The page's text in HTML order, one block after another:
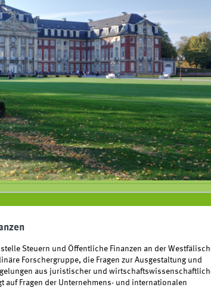
Steuern und Öffentliche Finanzen an der
Forschergruppe, die Fragen zur Ausgestaltung und
aus juristischer und
auf Fragen der Unternehmens- und internationalen